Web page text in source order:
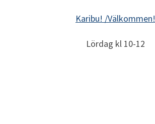
Karibu! /Välkommen!
Lördag kl 10-12